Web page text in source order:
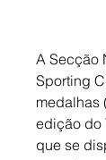
A Secção
Sporting
medalhas
edição do
que se